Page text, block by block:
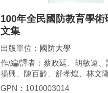
100年全民國防教育學術
文集
出版單位： 國防大學
作/編/譯者：蔡政廷、胡敏遠、
揚興、陳百齡、舒孝煌、林文
GPN：1010003014